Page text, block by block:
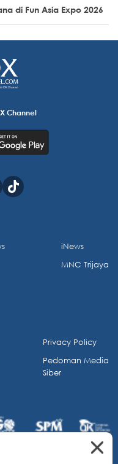
di Fun Asia Expo 2026
Channel
iNews
MNC Trijaya
Privacy Policy
Pedoman Media
Siber